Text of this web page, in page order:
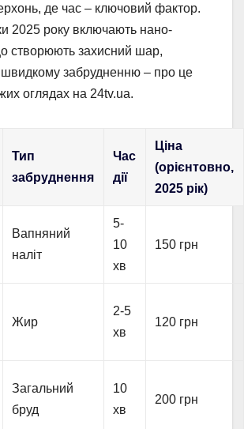
де час – ключовий фактор.
2025 року включають нано-
створюють захисний шар,
швидкому забрудненню – про це
оглядах на 24tv.ua.
Тип
забруднення
Час
дії
Ціна
(орієнтовно,
2025 рік)
Вапняний
наліт
5-
10
хв
150 грн
Жир
2-5
хв
120 грн
Загальний
бруд
10
хв
200 грн